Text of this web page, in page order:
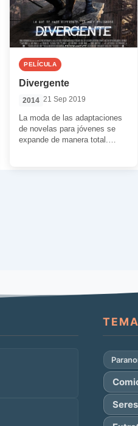
PELÍCULA
Divergente
2014 21 Sep 2019
La moda de las adaptaciones
de novelas para jóvenes se
expande de manera total.